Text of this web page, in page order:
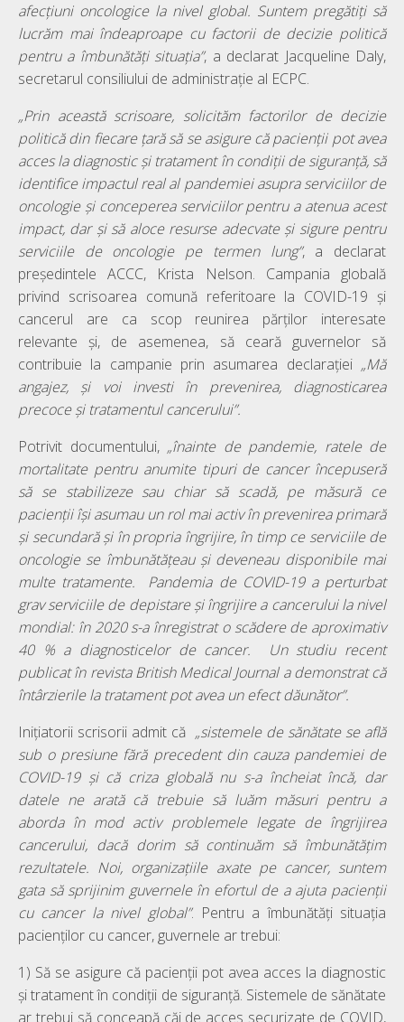
afecțiuni oncologice la nivel global. Suntem pregătiți să
lucrăm mai îndeaproape cu factorii de decizie politică
pentru a îmbunătăți situația”, a declarat Jacqueline Daly,
secretarul consiliului de administrație al ECPC.
„Prin această scrisoare, solicităm factorilor de decizie
politică din fiecare țară să se asigure că pacienții pot avea
acces la diagnostic și tratament în condiții de siguranță, să
identifice impactul real al pandemiei asupra serviciilor de
oncologie și conceperea serviciilor pentru a atenua acest
impact, dar și să aloce resurse adecvate și sigure pentru
serviciile de oncologie pe termen lung”, a declarat
președintele ACCC, Krista Nelson. Campania globală
privind scrisoarea comună referitoare la COVID-19 și
cancerul are ca scop reunirea părților interesate
relevante și, de asemenea, să ceară guvernelor să
contribuie la campanie prin asumarea declarației „Mă
angajez, și voi investi în prevenirea, diagnosticarea
precoce și tratamentul cancerului”.
Potrivit documentului, „înainte de pandemie, ratele de
mortalitate pentru anumite tipuri de cancer începuseră
să se stabilizeze sau chiar să scadă, pe măsură ce
pacienții își asumau un rol mai activ în prevenirea primară
și secundară și în propria îngrijire, în timp ce serviciile de
oncologie se îmbunătățeau și deveneau disponibile mai
multe tratamente. Pandemia de COVID-19 a perturbat
grav serviciile de depistare și îngrijire a cancerului la nivel
mondial: în 2020 s-a înregistrat o scădere de aproximativ
40 % a diagnosticelor de cancer. Un studiu recent
publicat în revista British Medical Journal a demonstrat că
întârzierile la tratament pot avea un efect dăunător”.
Inițiatorii scrisorii admit că „sistemele de sănătate se află
sub o presiune fără precedent din cauza pandemiei de
COVID-19 și că criza globală nu s-a încheiat încă, dar
datele ne arată că trebuie să luăm măsuri pentru a
aborda în mod activ problemele legate de îngrijirea
cancerului, dacă dorim să continuăm să îmbunătățim
rezultatele. Noi, organizațiile axate pe cancer, suntem
gata să sprijinim guvernele în efortul de a ajuta pacienții
cu cancer la nivel global”. Pentru a îmbunătăți situația
pacienților cu cancer, guvernele ar trebui:
1) Să se asigure că pacienții pot avea acces la diagnostic
și tratament în condiții de siguranță. Sistemele de sănătate
ar trebui să conceapă căi de acces securizate de COVID,